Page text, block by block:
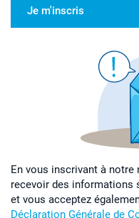
Je m'inscris
En vous inscrivant à notre
recevoir des informations
et vous acceptez
Déclaration Générale de